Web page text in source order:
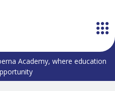
Academy, where education